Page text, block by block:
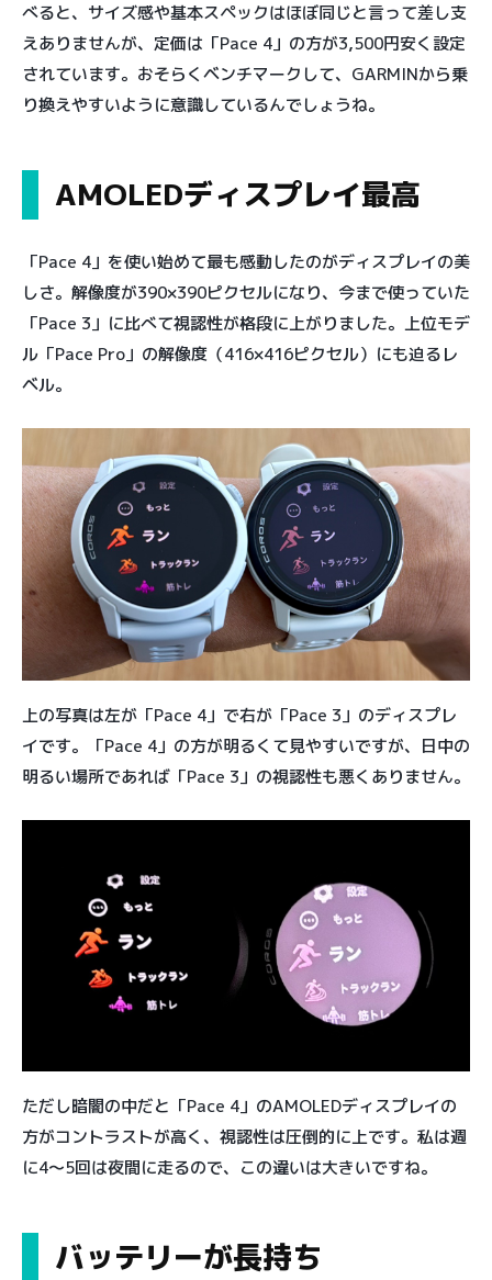
べると、サイズ感や基本スペックはほぼ同じと言って差し支
えありませんが、定価は「Pace 4」の方が3,500円安く設定
されています。おそらくベンチマークして、GARMINから乗
り換えやすいように意識しているんでしょうね。
AMOLEDディスプレイ最高
「Pace 4」を使い始めて最も感動したのがディスプレイの美
しさ。解像度が390×390ピクセルになり、今まで使っていた
「Pace 3」に比べて視認性が格段に上がりました。上位モデ
ル「Pace Pro」の解像度（416×416ピクセル）にも迫るレ
ベル。
上の写真は左が「Pace 4」で右が「Pace 3」のディスプレ
イです。「Pace 4」の方が明るくて見やすいですが、日中の
明るい場所であれば「Pace 3」の視認性も悪くありません。
ただし暗闇の中だと「Pace 4」のAMOLEDディスプレイの
方がコントラストが高く、視認性は圧倒的に上です。私は週
に4〜5回は夜間に走るので、この違いは大きいですね。
バッテリーが長持ち